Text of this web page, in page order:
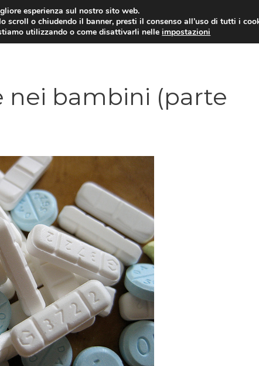
DIPENDENZE RELAZIONI INTERPERSONALI
nei bambini (parte
esperienza sul nostro sito web.
scroll o chiudendo il banner, presti il consenso all’uso di tutti i
utilizzando o come disattivarli nelleimpostazioni